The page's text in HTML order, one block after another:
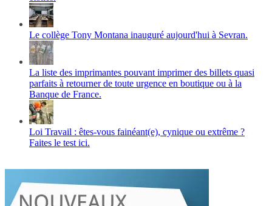
Le collège Tony Montana inauguré aujourd'hui à Sevran.
La liste des imprimantes pouvant imprimer des billets quasi
parfaits à retourner de toute urgence en boutique ou à la
Banque de France.
Loi Travail : êtes-vous fainéant(e), cynique ou extrême ?
Faites le test ici.